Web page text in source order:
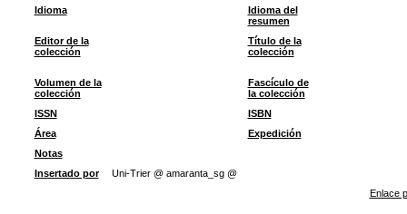
Idioma
Idioma del
resumen
Editor de la
colección
Título de la
colección
Volumen de la
colección
Fascículo de
la colección
ISSN
ISBN
Área
Expedición
Notas
Insertado por
Uni-Trier @ amaranta_sg @
Enlace